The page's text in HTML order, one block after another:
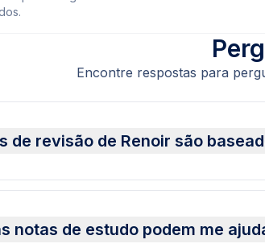
Encontre respostas para
de revisão de Renoir são
notas de estudo podem me